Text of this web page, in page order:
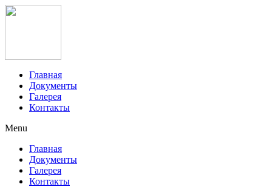
Главная
Документы
Галерея
Контакты
Menu
Главная
Документы
Галерея
Контакты